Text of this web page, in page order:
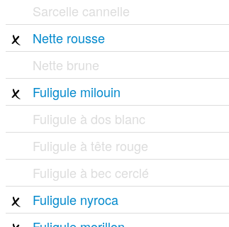
Sarcelle cannelle
Nette rousse
Nette brune
Fuligule milouin
Fuligule à dos blanc
Fuligule à tête rouge
Fuligule à bec cerclé
Fuligule nyroca